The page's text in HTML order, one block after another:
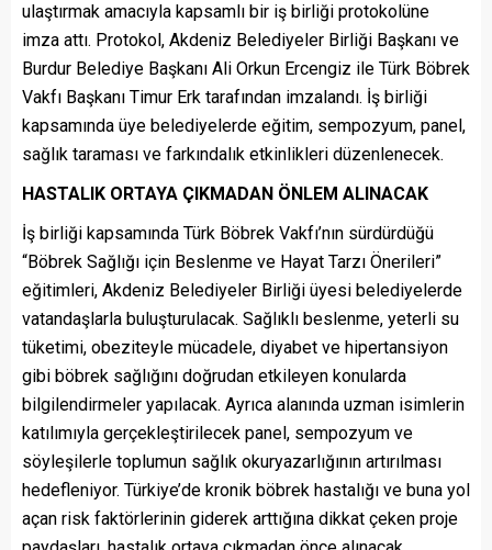
ulaştırmak amacıyla kapsamlı bir iş birliği protokolüne
imza attı. Protokol, Akdeniz Belediyeler Birliği Başkanı ve
Burdur Belediye Başkanı Ali Orkun Ercengiz ile Türk Böbrek
Vakfı Başkanı Timur Erk tarafından imzalandı. İş birliği
kapsamında üye belediyelerde eğitim, sempozyum, panel,
sağlık taraması ve farkındalık etkinlikleri düzenlenecek.
HASTALIK ORTAYA ÇIKMADAN ÖNLEM ALINACAK
İş birliği kapsamında Türk Böbrek Vakfı’nın sürdürdüğü
“Böbrek Sağlığı için Beslenme ve Hayat Tarzı Önerileri”
eğitimleri, Akdeniz Belediyeler Birliği üyesi belediyelerde
vatandaşlarla buluşturulacak. Sağlıklı beslenme, yeterli su
tüketimi, obeziteyle mücadele, diyabet ve hipertansiyon
gibi böbrek sağlığını doğrudan etkileyen konularda
bilgilendirmeler yapılacak. Ayrıca alanında uzman isimlerin
katılımıyla gerçekleştirilecek panel, sempozyum ve
söyleşilerle toplumun sağlık okuryazarlığının artırılması
hedefleniyor. Türkiye’de kronik böbrek hastalığı ve buna yol
açan risk faktörlerinin giderek arttığına dikkat çeken proje